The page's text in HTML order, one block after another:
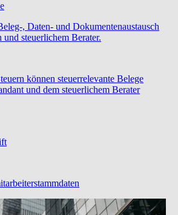
, Daten- und Dokumentenaustausch
steuerlichem Berater.
können steuerrelevante Belege
und dem steuerlichem Berater